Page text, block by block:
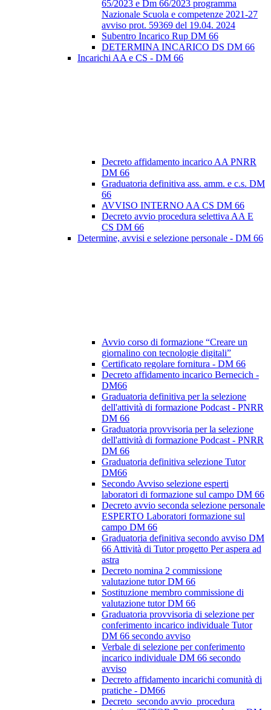
65/2023 e Dm 66/2023 programma
Nazionale Scuola e competenze 2021-27
avviso prot. 59369 del 19.04. 2024
Subentro Incarico Rup DM 66
DETERMINA INCARICO DS DM 66
Incarichi AA e CS - DM 66
Decreto affidamento incarico AA PNRR
DM 66
Graduatoria definitiva ass. amm. e c.s. DM
66
AVVISO INTERNO AA CS DM 66
Decreto avvio procedura selettiva AA E
CS DM 66
Determine, avvisi e selezione personale - DM 66
Avvio corso di formazione “Creare un
giornalino con tecnologie digitali”
Certificato regolare fornitura - DM 66
Decreto affidamento incarico Bernecich -
DM66
Graduatoria definitiva per la selezione
dell'attività di formazione Podcast - PNRR
DM 66
Graduatoria provvisoria per la selezione
dell'attività di formazione Podcast - PNRR
DM 66
Graduatoria definitiva selezione Tutor
DM66
Secondo Avviso selezione esperti
laboratori di formazione sul campo DM 66
Decreto avvio seconda selezione personale
ESPERTO Laboratori formazione sul
campo DM 66
Graduatoria definitiva secondo avviso DM
66 Attività di Tutor progetto Per aspera ad
astra
Decreto nomina 2 commissione
valutazione tutor DM 66
Sostituzione membro commissione di
valutazione tutor DM 66
Graduatoria provvisoria di selezione per
conferimento incarico individuale Tutor
DM 66 secondo avviso
Verbale di selezione per conferimento
incarico individuale DM 66 secondo
avviso
Decreto affidamento incarichi comunità di
pratiche - DM66
Decreto_secondo avvio_procedura